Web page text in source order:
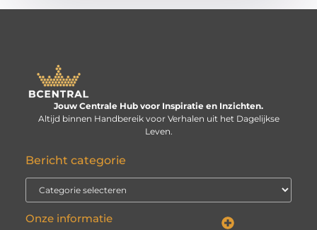
Jouw Centrale Hub voor Inspiratie en Inzichten.
Altijd binnen Handbereik voor Verhalen uit het Dagelijkse
Leven.
Bericht categorie
Onze informatie